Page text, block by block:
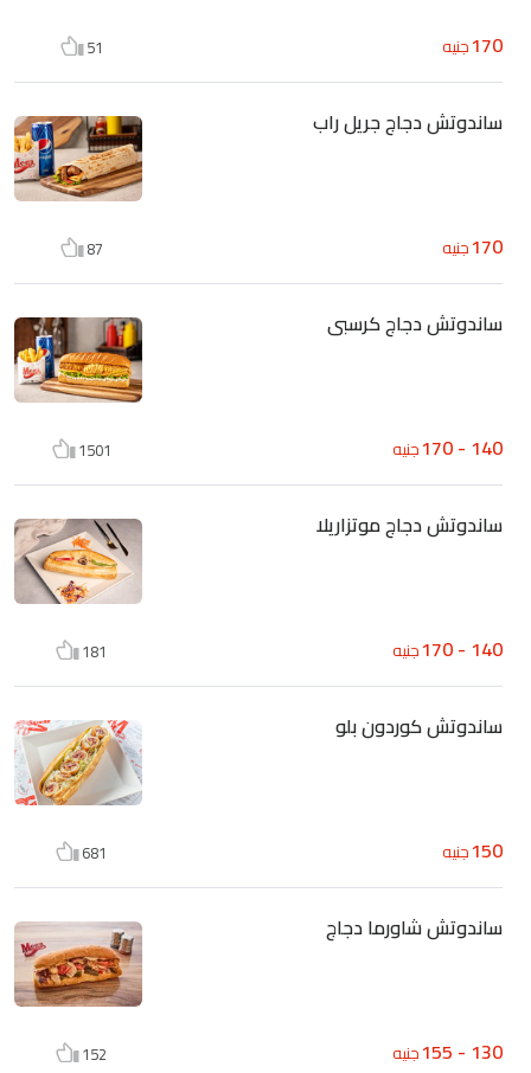
170جنيه 51
ساندوتش دجاج جريل راب
170جنيه 87
ساندوتش دجاج كرسبى
140 - 170 جنيه 1501
ساندوتش دجاج موتزاريلا
140 - 170 جنيه 181
ساندوتش كوردون بلو
150جنيه 681
ساندوتش شاورما دجاج
130 - 155 جنيه 152